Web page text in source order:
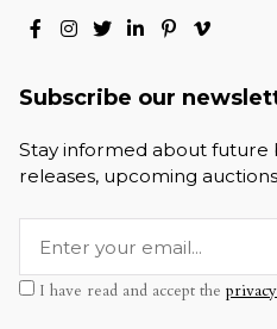
Subscribe our
Stay informed about future
releases, upcoming
I have read and accept the